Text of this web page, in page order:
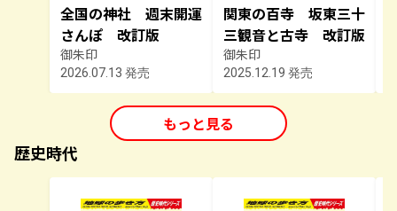
全国の神社 週末開運
さんぽ 改訂版
御朱印
2026.07.13 発売
関東の百寺 坂東三十
三観音と古寺 改訂版
御朱印
2025.12.19 発売
もっと見る
歴史時代